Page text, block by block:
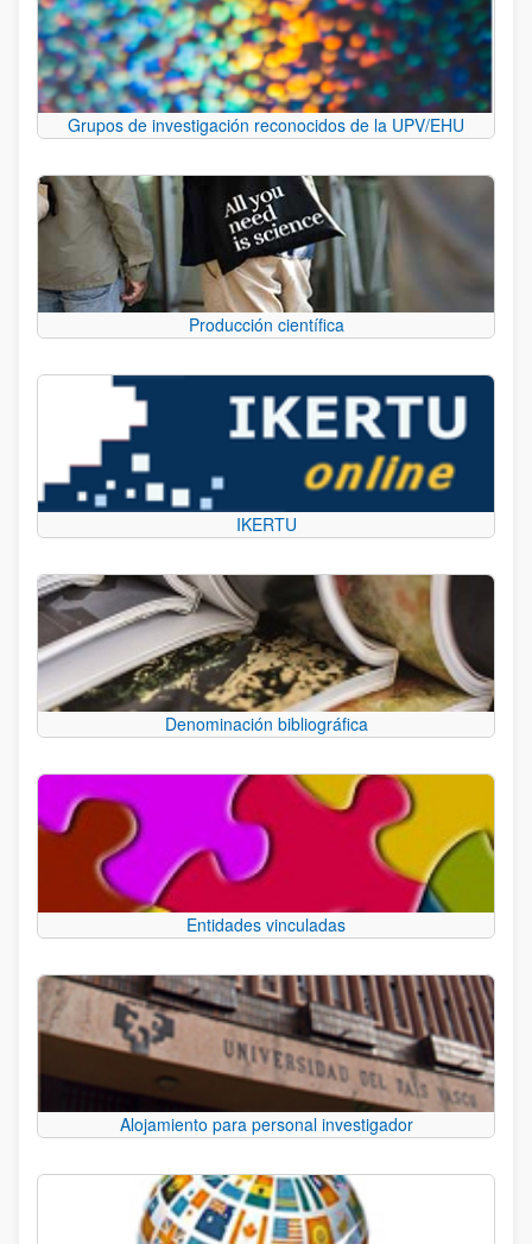
Grupos de investigación reconocidos de la UPV/EHU
Producción científica
IKERTU
Denominación bibliográfica
Entidades vinculadas
Alojamiento para personal investigador